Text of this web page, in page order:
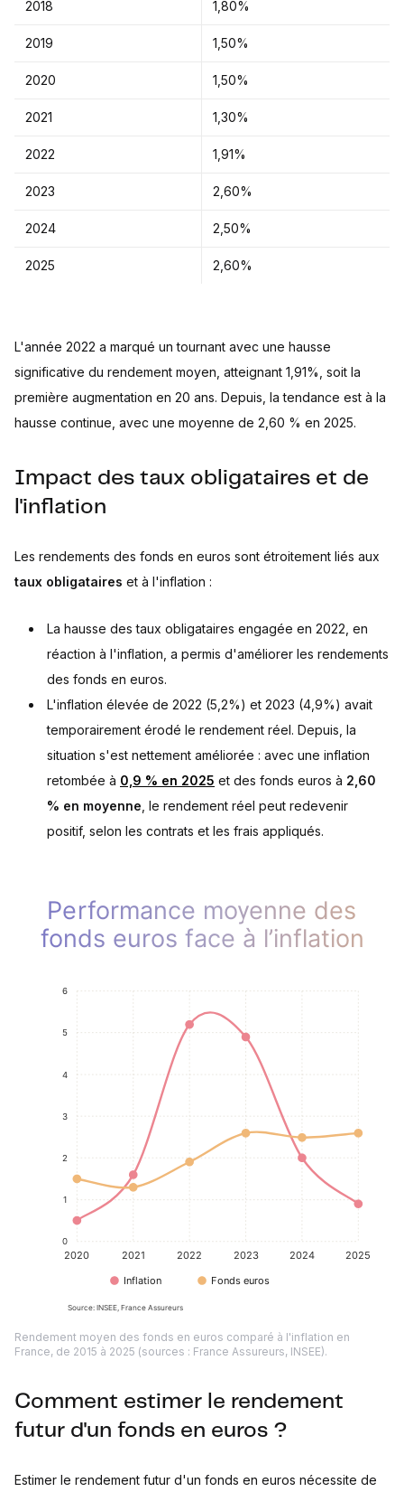
2018 1,80%
2019 1,50%
2020 1,50%
2021 1,30%
2022 1,91%
2023 2,60%
2024 2,50%
2025 2,60%
L'année 2022 a marqué un tournant avec une hausse
significative du rendement moyen, atteignant 1,91%, soit la
première augmentation en 20 ans. Depuis, la tendance est à la
hausse continue, avec une moyenne de 2,60 % en 2025.
Impact des taux obligataires et de
l'inflation
Les rendements des fonds en euros sont étroitement liés aux
taux obligataires et à l'inflation :
La hausse des taux obligataires engagée en 2022, en
réaction à l'inflation, a permis d'améliorer les rendements
des fonds en euros.
L'inflation élevée de 2022 (5,2%) et 2023 (4,9%) avait
temporairement érodé le rendement réel. Depuis, la
situation s'est nettement améliorée : avec une inflation
retombée à 0,9 % en 2025 et des fonds euros à 2,60
% en moyenne , le rendement réel peut redevenir
positif, selon les contrats et les frais appliqués.
Rendement moyen des fonds en euros comparé à l'inflation en
France, de 2015 à 2025 (sources : France Assureurs, INSEE).
Comment estimer le rendement
futur d'un fonds en euros ?
Estimer le rendement futur d'un fonds en euros nécessite de